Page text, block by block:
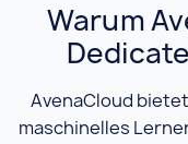
Warum
AvenaCloud
maschinelles